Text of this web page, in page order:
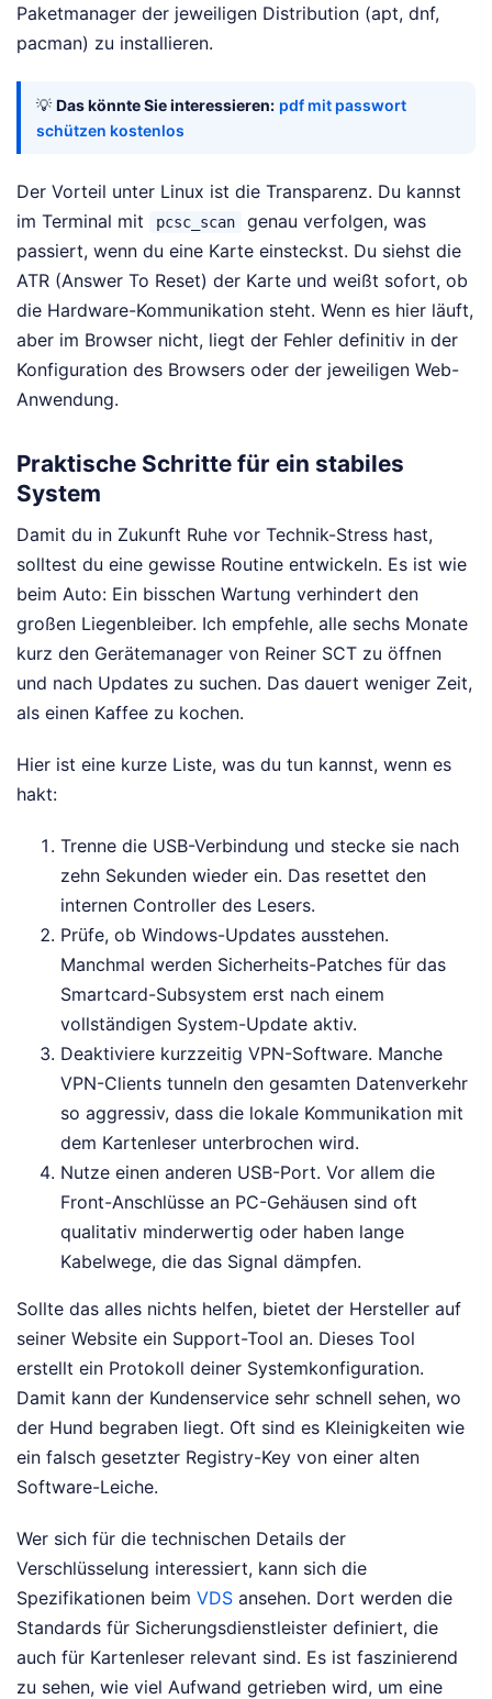
Paketmanager der jeweiligen Distribution (apt, dnf,
pacman) zu installieren.
💡 Das könnte Sie interessieren: pdf mit passwort
schützen kostenlos
Der Vorteil unter Linux ist die Transparenz. Du kannst
im Terminal mit
pcsc_scan
genau verfolgen, was
passiert, wenn du eine Karte einsteckst. Du siehst die
ATR (Answer To Reset) der Karte und weißt sofort, ob
die Hardware-Kommunikation steht. Wenn es hier läuft,
aber im Browser nicht, liegt der Fehler definitiv in der
Konfiguration des Browsers oder der jeweiligen Web-
Anwendung.
Praktische Schritte für ein stabiles
System
Damit du in Zukunft Ruhe vor Technik-Stress hast,
solltest du eine gewisse Routine entwickeln. Es ist wie
beim Auto: Ein bisschen Wartung verhindert den
großen Liegenbleiber. Ich empfehle, alle sechs Monate
kurz den Gerätemanager von Reiner SCT zu öffnen
und nach Updates zu suchen. Das dauert weniger Zeit,
als einen Kaffee zu kochen.
Hier ist eine kurze Liste, was du tun kannst, wenn es
hakt:
Trenne die USB-Verbindung und stecke sie nach
zehn Sekunden wieder ein. Das resettet den
internen Controller des Lesers.
Prüfe, ob Windows-Updates ausstehen.
Manchmal werden Sicherheits-Patches für das
Smartcard-Subsystem erst nach einem
vollständigen System-Update aktiv.
Deaktiviere kurzzeitig VPN-Software. Manche
VPN-Clients tunneln den gesamten Datenverkehr
so aggressiv, dass die lokale Kommunikation mit
dem Kartenleser unterbrochen wird.
Nutze einen anderen USB-Port. Vor allem die
Front-Anschlüsse an PC-Gehäusen sind oft
qualitativ minderwertig oder haben lange
Kabelwege, die das Signal dämpfen.
Sollte das alles nichts helfen, bietet der Hersteller auf
seiner Website ein Support-Tool an. Dieses Tool
erstellt ein Protokoll deiner Systemkonfiguration.
Damit kann der Kundenservice sehr schnell sehen, wo
der Hund begraben liegt. Oft sind es Kleinigkeiten wie
ein falsch gesetzter Registry-Key von einer alten
Software-Leiche.
Wer sich für die technischen Details der
Verschlüsselung interessiert, kann sich die
Spezifikationen beim VDS ansehen. Dort werden die
Standards für Sicherungsdienstleister definiert, die
auch für Kartenleser relevant sind. Es ist faszinierend
zu sehen, wie viel Aufwand getrieben wird, um eine